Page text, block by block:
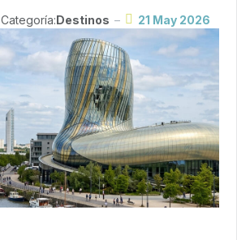
Categoría:Destinos 21 May 2026